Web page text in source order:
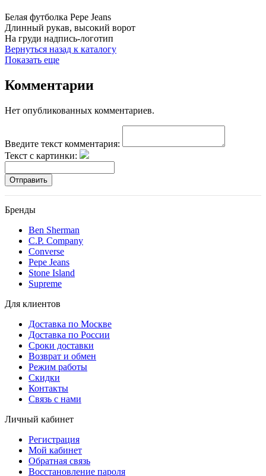
Белая футболка Pepe Jeans
Длинный рукав, высокий ворот
На груди надпись-логотип
Вернуться назад к каталогу
Показать еще
Комментарии
Нет опубликованных комментариев.
Введите текст комментария:
Текст с картинки:
Отправить
Бренды
Ben Sherman
C.P. Company
Converse
Pepe Jeans
Stone Island
Supreme
Для клиентов
Доставка по Москве
Доставка по России
Сроки доставки
Возврат и обмен
Режим работы
Скидки
Контакты
Связь с нами
Личный кабинет
Регистрация
Мой кабинет
Обратная связь
Восстановление пароля